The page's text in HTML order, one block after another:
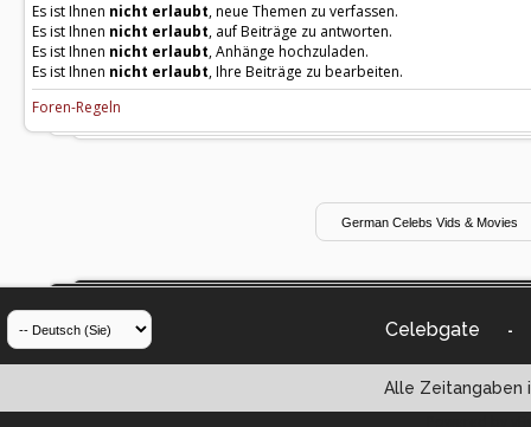
Es ist Ihnen nicht erlaubt, neue Themen zu verfassen.
Es ist Ihnen nicht erlaubt, auf Beiträge zu antworten.
Es ist Ihnen nicht erlaubt, Anhänge hochzuladen.
Es ist Ihnen nicht erlaubt, Ihre Beiträge zu bearbeiten.
Foren-Regeln
Celebgate -
Alle Zeitangaben